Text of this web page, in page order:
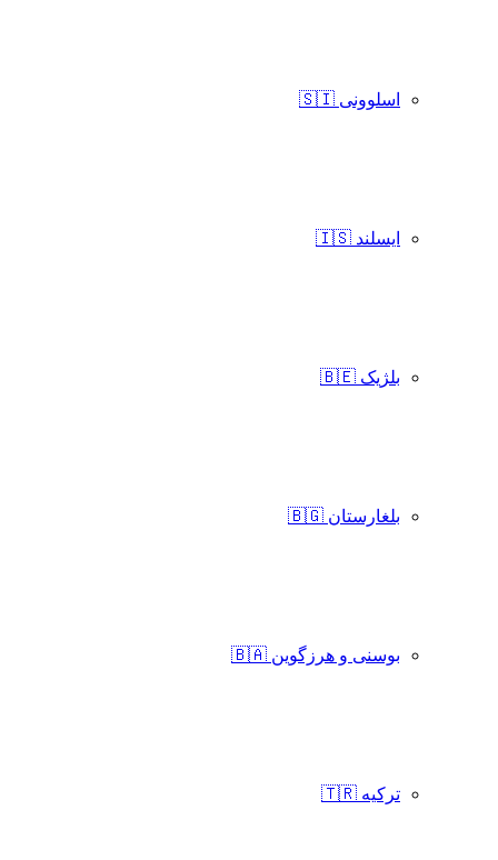
اسلوونی 🇸🇮
ایسلند 🇮🇸
بلژیک 🇧🇪
بلغارستان 🇧🇬
بوسنی و هرزگوین 🇧🇦
ترکیه 🇹🇷